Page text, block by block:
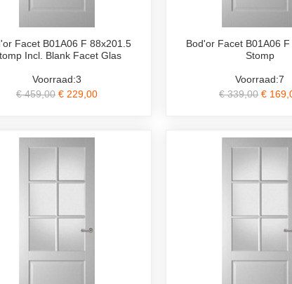
Facet B01A06 F 88x201.5
Incl. Blank Facet Glas
Voorraad:3
€ 459,00 € 229,00
Bod'or Facet B01A06
Stomp
Voorraad:7
€ 339,00 €